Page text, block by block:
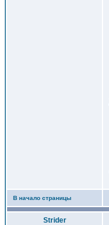
В начало страницы
Strider